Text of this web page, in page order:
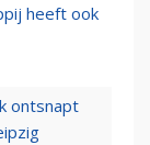
heeft ook
ontsnapt